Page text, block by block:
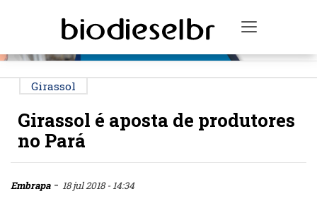
Toggle
Girassol
Girassol é aposta de produtores
no Pará
Embrapa- 18 jul 2018 - 14:34